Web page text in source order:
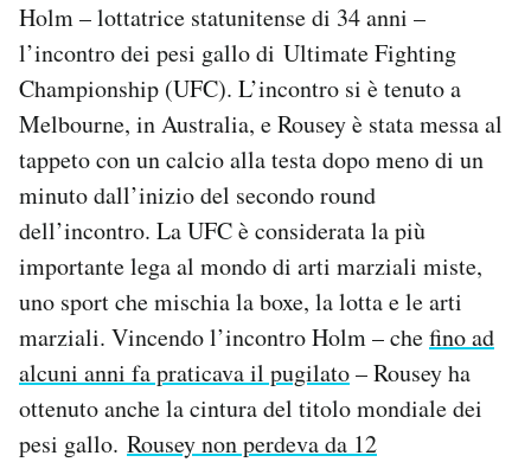
CALENDARIO
AREA PERSONALE
Area Personale
Notifiche mobile
Regala il Post
Hai bisogno di aiuto?
Esci
Holm – lottatrice statunitense di 34 anni –
l’incontro dei pesi gallo di Ultimate Fighting
Championship (UFC). L’incontro si è tenuto a
Melbourne, in Australia, e Rousey è stata messa al
tappeto con un calcio alla testa dopo meno di un
minuto dall’inizio del secondo round
dell’incontro. La UFC è considerata la più
importante lega al mondo di arti marziali miste,
uno sport che mischia la boxe, la lotta e le arti
marziali. Vincendo l’incontro Holm – chefino ad
alcuni anni fa praticava il pugilato– Rousey ha
ottenuto anche la cintura del titolo mondiale dei
pesi gallo. Rousey non perdeva da 12